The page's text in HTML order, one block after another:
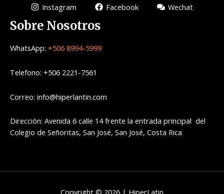
Instagram Facebook Wechat
Sobre Nosotros
WhatsApp: +506 8994-5999
Telefono: +506 2221-7561
Correo: info@hiperlantin.com
Dirección: Avenida 6 calle 14 frente la entrada principal del
Colegio de Señoritas, San José, San José, Costa Rica
Copyright © 2026 | HiperLatin